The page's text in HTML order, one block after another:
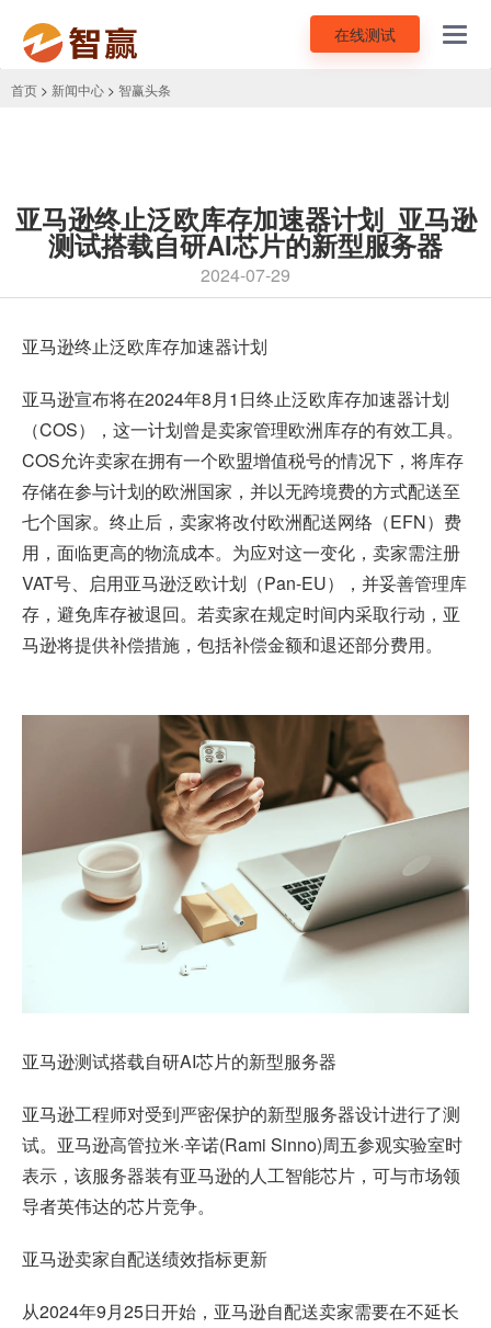
在线测试
首页 > 新闻中心 > 智赢头条
亚马逊终止泛欧库存加速器计划_亚马逊
测试搭载自研AI芯片的新型服务器
2024-07-29
亚马逊终止泛欧库存加速器计划
亚马逊宣布将在2024年8月1日终止泛欧库存加速器计划
（COS），这一计划曾是卖家管理欧洲库存的有效工具。
COS允许卖家在拥有一个欧盟增值税号的情况下，将库存
存储在参与计划的欧洲国家，并以无跨境费的方式配送至
七个国家。终止后，卖家将改付欧洲配送网络（EFN）费
用，面临更高的物流成本。为应对这一变化，卖家需注册
VAT号、启用亚马逊泛欧计划（Pan-EU），并妥善管理库
存，避免库存被退回。若卖家在规定时间内采取行动，亚
马逊将提供补偿措施，包括补偿金额和退还部分费用。
亚马逊测试搭载自研AI芯片的新型服务器
亚马逊工程师对受到严密保护的新型服务器设计进行了测
试。亚马逊高管拉米·辛诺(Rami Sinno)周五参观实验室时
表示，该服务器装有亚马逊的人工智能芯片，可与市场领
导者英伟达的芯片竞争。
亚马逊卖家自配送绩效指标更新
从2024年9月25日开始，亚马逊自配送卖家需要在不延长